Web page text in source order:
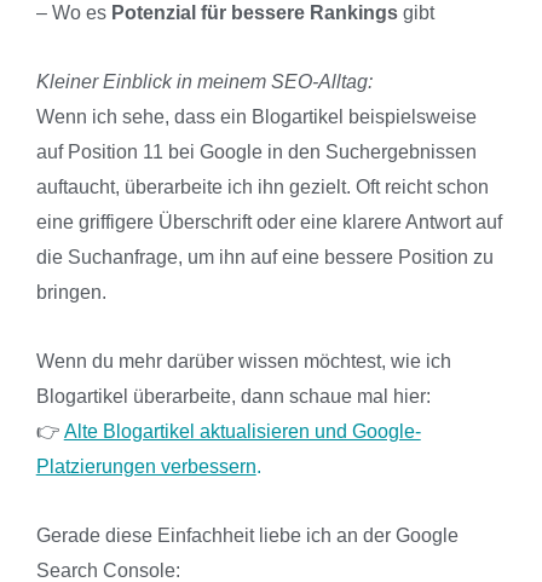
– Wo es Potenzial für bessere Rankingsgibt
Kleiner Einblick in meinem SEO-Alltag:
Wenn ich sehe, dass ein Blogartikel beispielsweise
auf Position 11 bei Google in den Suchergebnissen
auftaucht, überarbeite ich ihn gezielt. Oft reicht schon
eine griffigere Überschrift oder eine klarere Antwort auf
die Suchanfrage, um ihn auf eine bessere Position zu
bringen.
Wenn du mehr darüber wissen möchtest, wie ich
Blogartikel überarbeite, dann schaue mal hier:
👉 Alte Blogartikel aktualisieren und Google-
Platzierungen verbessern.
Gerade diese Einfachheit liebe ich an der Google
Search Console: